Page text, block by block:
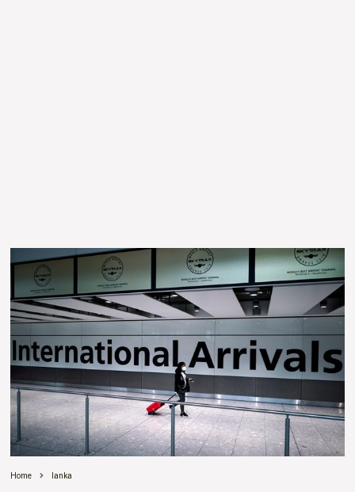
Home lanka